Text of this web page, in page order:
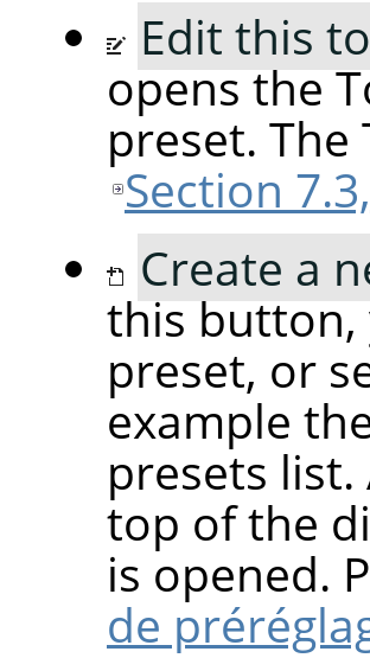
Edit this
opens the
preset.
Section
Create a
this button,
preset, or
example
presets
top of the
is opened.
de